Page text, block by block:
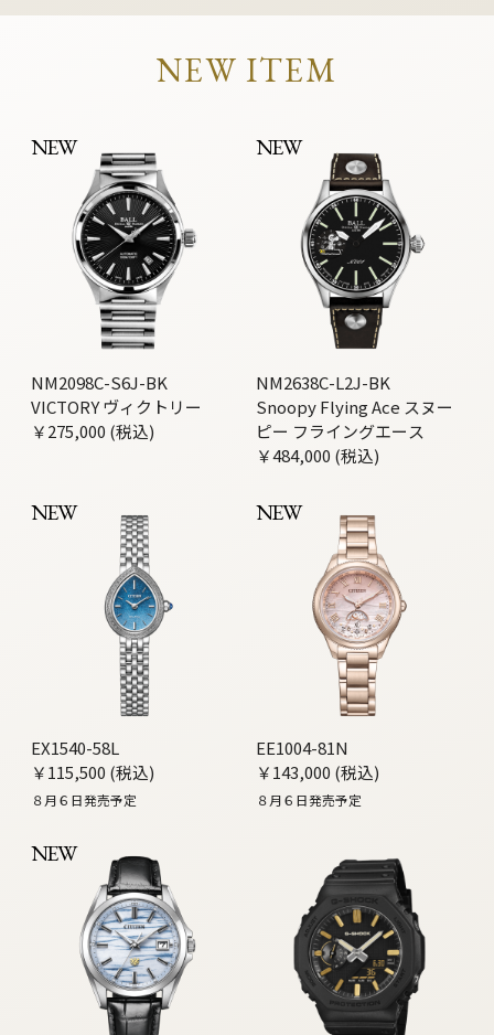
NEW ITEM
NEW
NM2098C-S6J-BK
VICTORY ヴィクトリー
￥275,000 (税込)
NEW
NM2638C-L2J-BK
Snoopy Flying Ace スヌー
ピー フライングエース
￥484,000 (税込)
NEW
EX1540-58L
￥115,500 (税込)
８月６日発売予定
NEW
EE1004-81N
￥143,000 (税込)
８月６日発売予定
NEW